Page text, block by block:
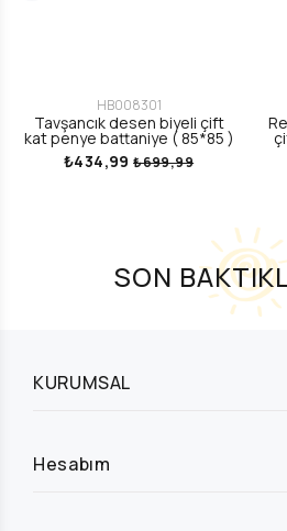
HB008301
Tavşancık desen biyeli çift
kat penye battaniye ( 85*85 )
₺434,99₺699,99
SON
KURUMSAL
Hesabım